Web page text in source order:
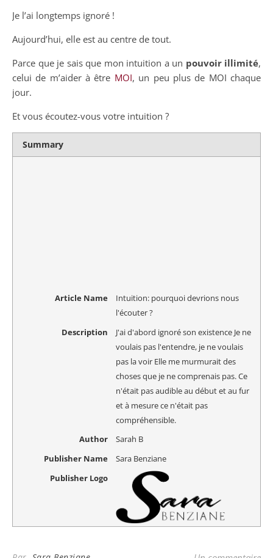
Je l’ai longtemps ignoré !
Aujourd’hui, elle est au centre de tout.
Parce que je sais que mon intuition a un pouvoir illimité,
celui de m’aider à être MOI, un peu plus de MOI chaque
jour.
Et vous écoutez-vous votre intuition ?
Summary
Article Name
Intuition: pourquoi devrions nous
l'écouter ?
Description
J'ai d'abord ignoré son existence Je ne
voulais pas l'entendre, je ne voulais
pas la voir Elle me murmurait des
choses que je ne comprenais pas. Ce
n'était pas audible au début et au fur
et à mesure ce n'était pas
compréhensible.
Author
Sarah B
Publisher Name
Sara Benziane
Publisher Logo